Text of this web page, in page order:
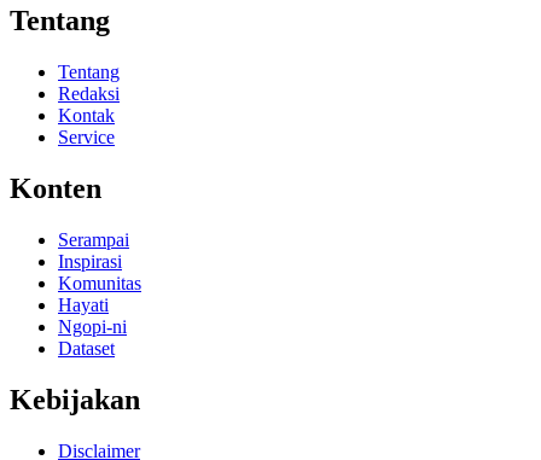
Tentang
Tentang
Redaksi
Kontak
Service
Konten
Serampai
Inspirasi
Komunitas
Hayati
Ngopi-ni
Dataset
Kebijakan
Disclaimer